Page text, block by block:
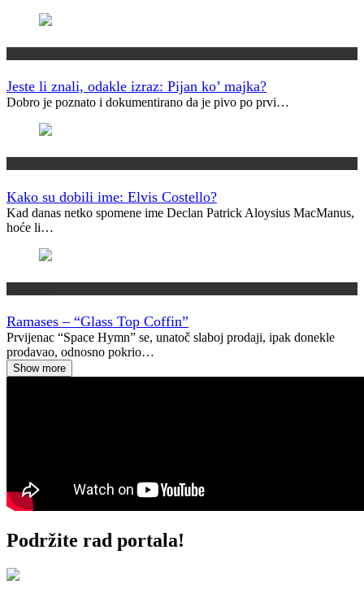
Jeste li znali, odakle izraz: Pijan ko’ majka?
Dobro je poznato i dokumentirano da je pivo po prvi…
Kako su dobili ime: Elvis Costello?
Kad danas netko spomene ime Declan Patrick Aloysius MacManus,
hoće li…
Ramases – “Glass Top Coffin”
Prvijenac “Space Hymn” se, unatoč slaboj prodaji, ipak donekle
prodavao, odnosno pokrio…
Show more
Podržite rad portala!